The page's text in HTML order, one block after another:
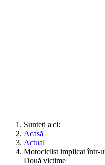
Sunteți aici:
Acasă
Actual
Motociclist implicat într-
Două victime